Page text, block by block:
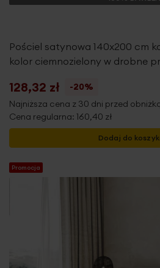
Pościel satynowa 140x200 cm
kolor ciemnozielony w drobne
128,32 zł
-20%
Najniższa cena z 30 dni przed
Cena regularna: 160,40 zł
Dodaj do
Promocja